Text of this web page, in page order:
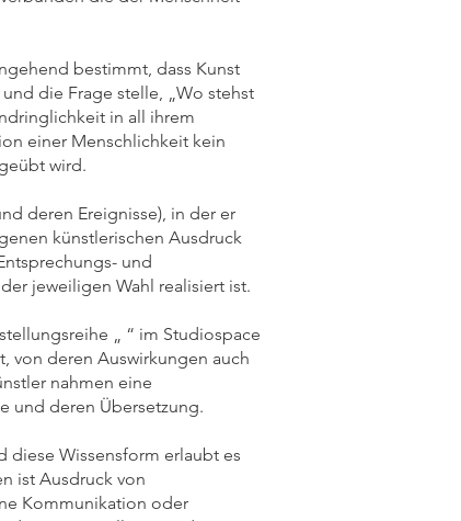
bestimmt, dass Kunst
die Frage stelle, „Wo stehst
in all ihrem
einer Menschlichkeit kein
wird.
deren Ereignisse), in der er
künstlerischen Ausdruck
und
jeweiligen Wahl realisiert ist.
„ “ im Studiospace
von deren Auswirkungen auch
nahmen eine
und deren Übersetzung.
diese Wissensform erlaubt es
ist Ausdruck von
Kommunikation oder